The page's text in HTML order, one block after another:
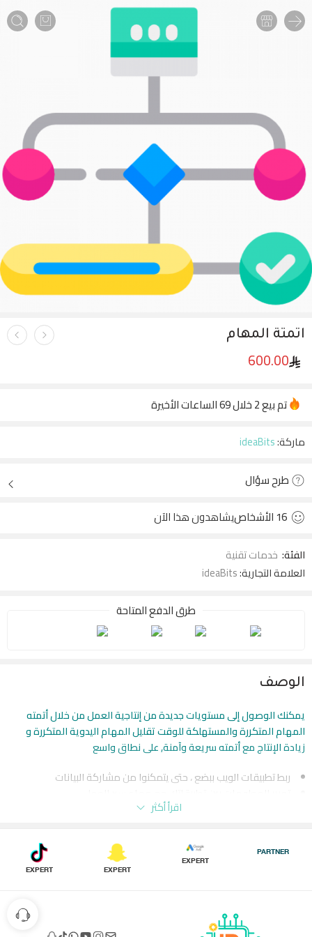
اتمتة المهام
600.00
تم بيع 2 خلال 69 الساعات الأخيرة
ماركة:ideaBits
طرح سؤال
16الأشخاصيشاهدون هذا الآن
الفئة: خدمات تقنية
العلامة التجارية:ideaBits
طرق الدفع المتاحة
الوصف
يمكنك الوصول إلى مستويات جديدة من إنتاجية العمل من خلال أتمته
المهام المتكررة والمستهلكة للوقت تقليل المهام اليدوية المتكررة و
زيادة الإنتاج مع أتمته سريعة وآمنة, على نطاق واسع
ربط تطبيقات الويب ببضع ، حتى يتمكنوا من مشاركة البيانات
إنشاء عمليات أسرع والمزيد من إنجاز — لا يلزم وجود تعليمات برمجية
تسريع تكنولوجيا المعلومات مع التشغيل الآلي
قم بتبسيط المهام المتكررة والعمليات غير الورقية باستخدام اتمتة
بحيث يمكنك تركيز انتباهك للأعمال الاكثر اهمية.
زيادة الانتاج
اقرأ أكثر
PARTNER
EXPERT
EXPERT
EXPERT